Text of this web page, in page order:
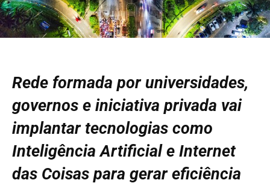
Rede formada por universidades,
governos e iniciativa privada vai
implantar tecnologias como
Inteligência Artificial e Internet
das Coisas para gerar eficiência